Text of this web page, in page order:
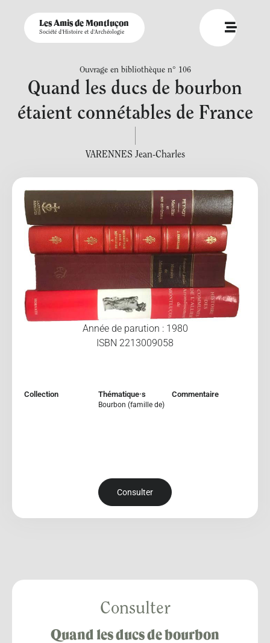
Les Amis de Montluçon
Société d'Histoire et d'Archéologie
Ouvrage en bibliothèque n° 106
Quand les ducs de bourbon
étaient connétables de France
VARENNES Jean-Charles
Année de parution : 1980
ISBN 2213009058
Collection Thématique·s
Bourbon (famille de)
Commentaire
Consulter
Consulter
Quand les ducs de bourbon